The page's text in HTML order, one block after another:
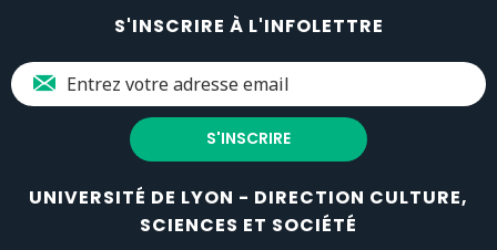
S'INSCRIRE À L'INFOLETTRE
UNIVERSITÉ DE LYON - DIRECTION CULTURE,
SCIENCES ET SOCIÉTÉ